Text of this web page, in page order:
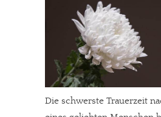
Die schwerste Trauerzeit